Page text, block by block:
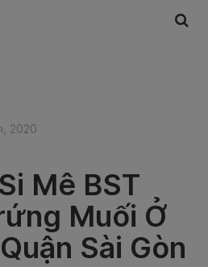
2020
Mê BST
Muối Ở
Sài Gòn